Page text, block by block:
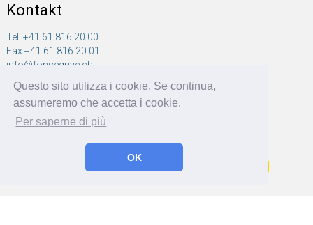
Questo sito utilizza i cookie. Se continua,
assumeremo che accetta i cookie.
Per saperne di più
OK
Kontakt
Tel. +41 61 816 20 00
Fax +41 61 816 20 01
info@fonsegrive.ch
Fonsegrive GmbH
Moosmattstrasse 14
CH - 4304 Giebenach